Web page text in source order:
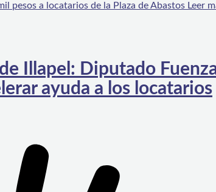
pesos a locatarios de la Plaza de Abastos Leer
Illapel: Diputado
ayuda a los locatarios